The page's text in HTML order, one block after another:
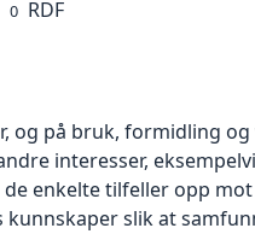
0 RDF
og på bruk, formidling
interesser,
enkelte tilfeller opp
slik at